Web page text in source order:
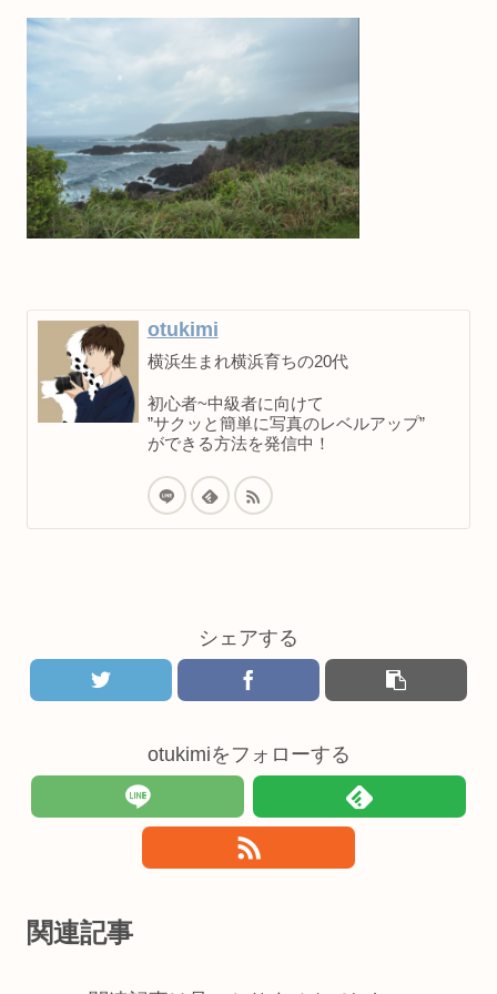
otukimi
横浜生まれ横浜育ちの20代
初心者~中級者に向けて
”サクッと簡単に写真のレベルアップ”
ができる方法を発信中！
シェアする
otukimiをフォローする
関連記事